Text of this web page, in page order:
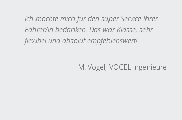
Ich möchte mich für den super Service Ihrer
Fahrer/in bedanken. Das war Klasse, sehr
flexibel und absolut empfehlenswert!
M. Vogel, VOGEL Ingenieure